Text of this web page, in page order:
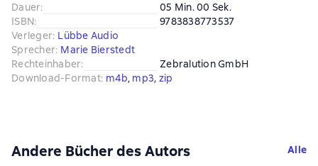
Dauer:
05 Min. 00 Sek.
ISBN:
9783838773537
Verleger: Lübbe Audio
Sprecher: Marie Bierstedt
Rechteinhaber:
Zebralution GmbH
Download-Format: m4b, mp3, zip
Andere Bücher des Autors Alle